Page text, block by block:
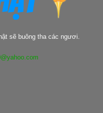
sẽ buông tha các ngươi.